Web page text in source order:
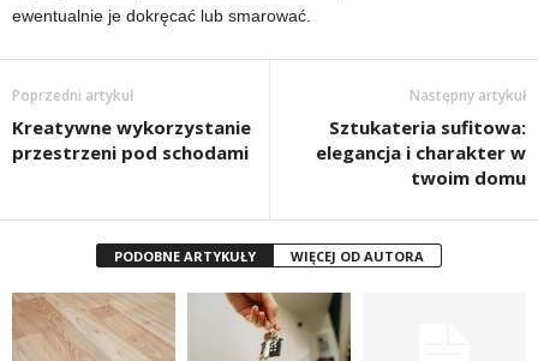
ewentualnie je dokręcać lub smarować.
Poprzedni artykuł
Kreatywne wykorzystanie
przestrzeni pod schodami
Następny artykuł
Sztukateria sufitowa:
elegancja i charakter w
twoim domu
PODOBNE ARTYKUŁY WIĘCEJ OD AUTORA